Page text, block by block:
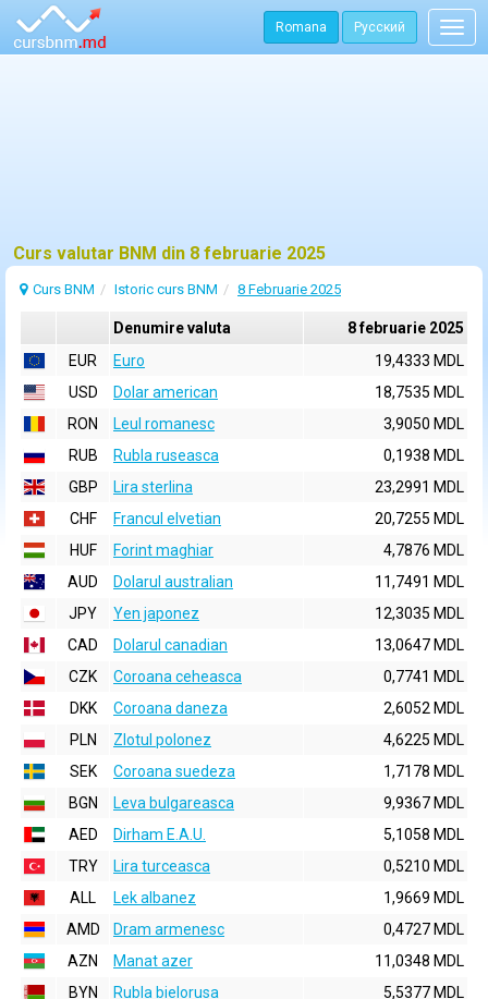
Romana Русский
Curs valutar BNM din 8 februarie 2025
Curs BNM Istoric curs BNM 8 Februarie 2025
Denumire valuta
8 februarie 2025
EUR
Euro
19,4333 MDL
USD
Dolar american
18,7535 MDL
RON
Leul romanesc
3,9050 MDL
RUB
Rubla ruseasca
0,1938 MDL
GBP
Lira sterlina
23,2991 MDL
CHF
Francul elvetian
20,7255 MDL
HUF
Forint maghiar
4,7876 MDL
AUD
Dolarul australian
11,7491 MDL
JPY
Yen japonez
12,3035 MDL
CAD
Dolarul canadian
13,0647 MDL
CZK
Coroana ceheasca
0,7741 MDL
DKK
Coroana daneza
2,6052 MDL
PLN
Zlotul polonez
4,6225 MDL
SEK
Coroana suedeza
1,7178 MDL
BGN
Leva bulgareasca
9,9367 MDL
AED
Dirham E.A.U.
5,1058 MDL
TRY
Lira turceasca
0,5210 MDL
ALL
Lek albanez
1,9669 MDL
AMD
Dram armenesc
0,4727 MDL
AZN
Manat azer
11,0348 MDL
BYN
Rubla bielorusa
5,5377 MDL